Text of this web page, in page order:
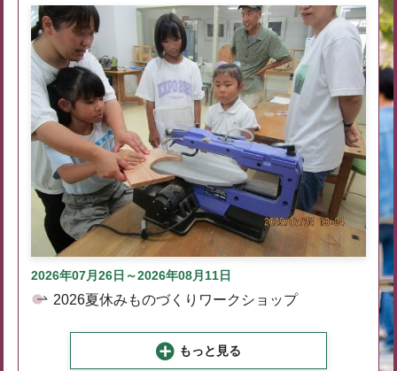
2026年07月26日～2026年08月11日
2026夏休みものづくりワークショップ
もっと見る